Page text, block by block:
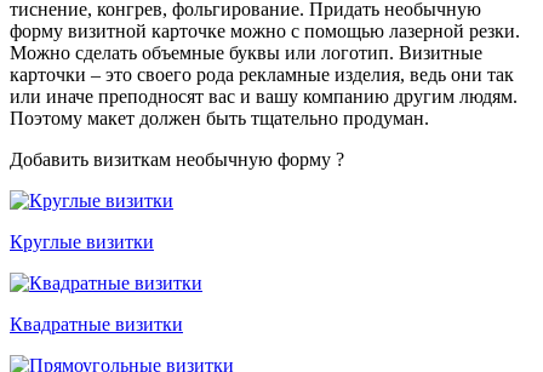
тиснение, конгрев, фольгирование. Придать необычную
форму визитной карточке можно с помощью лазерной резки.
Можно сделать объемные буквы или логотип. Визитные
карточки – это своего рода рекламные изделия, ведь они так
или иначе преподносят вас и вашу компанию другим людям.
Поэтому макет должен быть тщательно продуман.
Добавить визиткам необычную форму ?
Круглые визитки
Квадратные визитки